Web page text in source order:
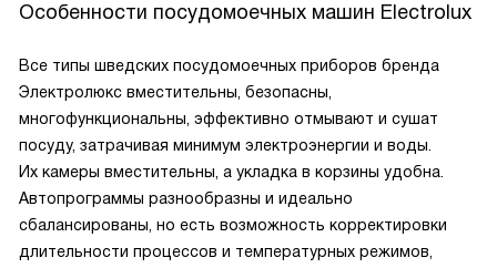
Особенности посудомоечных машин Electrolux
Все типы шведских посудомоечных приборов бренда
Электролюкс вместительны, безопасны,
многофункциональны, эффективно отмывают и сушат
посуду, затрачивая минимум электроэнергии и воды.
Их камеры вместительны, а укладка в корзины удобна.
Автопрограммы разнообразны и идеально
сбалансированы, но есть возможность корректировки
длительности процессов и температурных режимов,